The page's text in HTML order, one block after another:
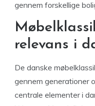
gennem forskellige
relevans i
De danske
gennem
centrale elementer i